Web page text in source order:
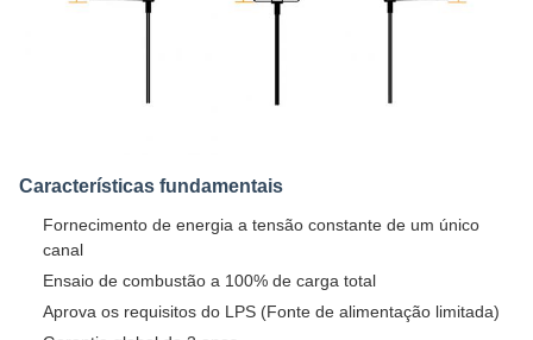
Características fundamentais
Fornecimento de energia a tensão constante de um único
canal
Ensaio de combustão a 100% de carga total
Aprova os requisitos do LPS (Fonte de alimentação limitada)